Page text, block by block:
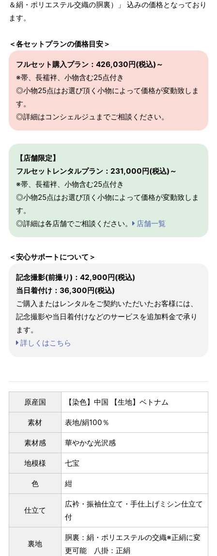
パターンオーダー（弊社規定のS～LLサイズより、身長・
ヒップを目安にサイズをお選びいただく）
マイサイズでお仕立て（お客様の希望サイズでお仕立て）
店舗で採寸（お近くの店舗でスタッフが採寸）
＆絹・ポリエステル交織の胴裏）」 込みの価格となっており
ます。
＜各セットプランの価格目安＞
フルセット購入プラン：426,030円(税込)～
※帯、長襦袢、小物含む25点付き
◎小物25点はお選び頂く小物によって価格が変動致しま
す。
◎詳細はコンシェルジュまでご相談ください。
【店舗限定】
フルセットレンタルプラン：231,000円(税込)～
※帯、長襦袢、小物含む25点付き
◎小物25点はお選び頂く小物によって価格が変動致しま
す。
◎詳細は各店舗でご相談ください。
店舗一覧
＜安心サポートについて＞
記念撮影(前撮り)：42,900円(税込)
当日着付け：36,300円(税込)
ご購入またはレンタルをご契約いただいたお客様には、
記念撮影や当日着付けなどのサービスを追加料金で承り
ます。
詳しくはこちら
原産国 【染色】中国 【生地】ベトナム
素材 表地/絹100％
素材感 華やかな光沢感
地模様 七宝
色 紺
仕立て
広衿・振袖仕立て・手仕上げミシン仕立て
付
裏地
胴裏：絹・ポリエステルの交織※正絹に変
更可能 八掛：正絹